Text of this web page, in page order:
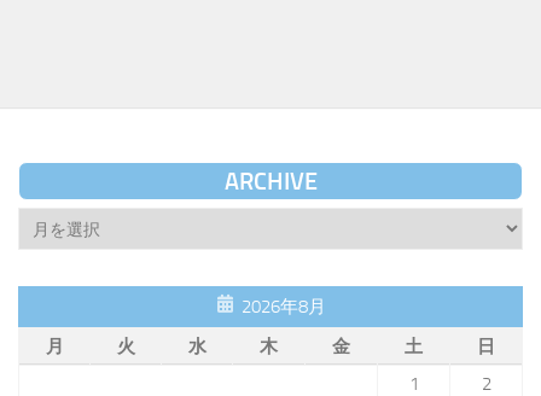
ARCHIVE
Archive
2026年8月
月
火 水 木 金 土
日
1
2